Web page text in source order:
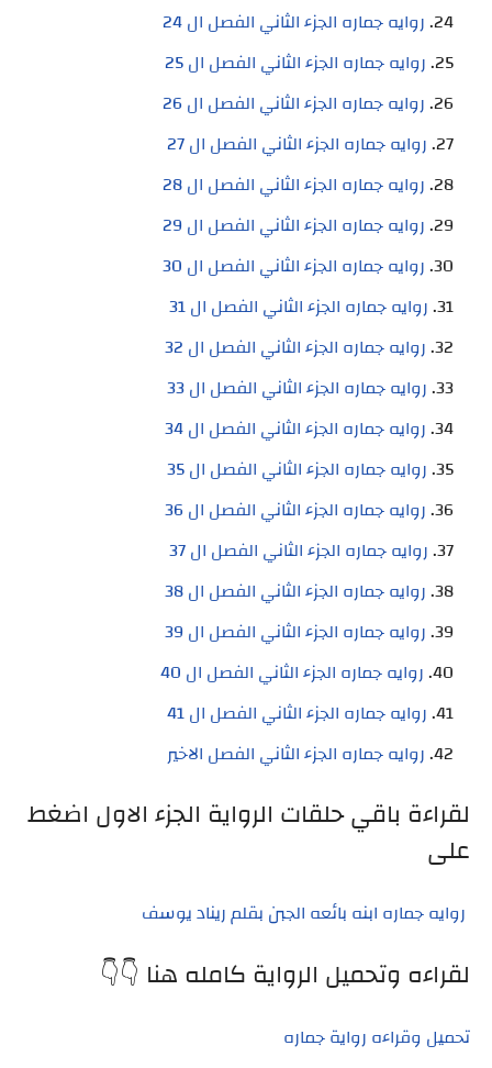
روايه جماره الجزء الثاني الفصل ال 24
روايه جماره الجزء الثاني الفصل ال 25
روايه جماره الجزء الثاني الفصل ال 26
روايه جماره الجزء الثاني الفصل ال 27
روايه جماره الجزء الثاني الفصل ال 28
روايه جماره الجزء الثاني الفصل ال 29
روايه جماره الجزء الثاني الفصل ال 30
روايه جماره الجزء الثاني الفصل ال 31
روايه جماره الجزء الثاني الفصل ال 32
روايه جماره الجزء الثاني الفصل ال 33
روايه جماره الجزء الثاني الفصل ال 34
روايه جماره الجزء الثاني الفصل ال 35
روايه جماره الجزء الثاني الفصل ال 36
روايه جماره الجزء الثاني الفصل ال 37
روايه جماره الجزء الثاني الفصل ال 38
روايه جماره الجزء الثاني الفصل ال 39
روايه جماره الجزء الثاني الفصل ال 40
روايه جماره الجزء الثاني الفصل ال 41
روايه جماره الجزء الثاني الفصل الاخير
لقراءة باقي حلقات الرواية الجزء الاول اضغط
على
روايه جماره ابنه بائعه الجبن بقلم ريناد يوسف
لقراءه وتحميل الرواية كامله هنا 👇👇
تحميل وقراءه رواية جماره